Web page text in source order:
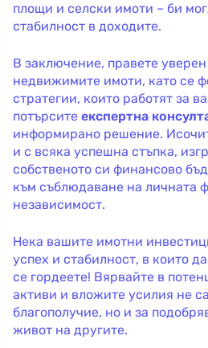
площи и селски имоти – би
стабилност в доходите.
В заключение, правете
недвижимите имоти, като се
стратегии, които работят за
потърсите експертна
информирано решение.
и с всяка успешна стъпка,
собственото си финансово
към съблюдаване на личната
независимост.
Нека вашите имотни
успех и стабилност, в които
се гордеете! Вярвайте в
активи и вложите усилия не
благополучие, но и за
живот на другите.